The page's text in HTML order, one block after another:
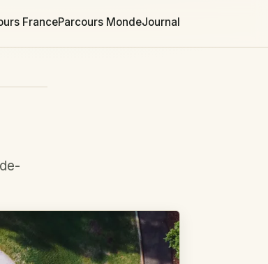
FranceParcours MondeJournal